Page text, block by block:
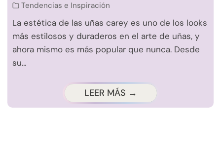
Tendencias e Inspiración
La estética de las uñas carey es uno de los looks
más estilosos y duraderos en el arte de uñas, y
ahora mismo es más popular que nunca. Desde
su…
LEER MÁS →